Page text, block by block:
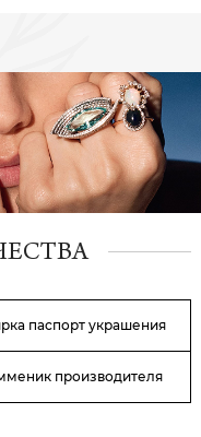
паспорт украшения
производителя